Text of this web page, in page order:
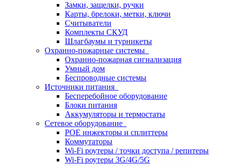
Замки, защелки, ручки
Карты, брелоки, метки, ключи
Считыватели
Комплекты СКУД
Шлагбаумы и турникеты
Охранно-пожарные системы
Охранно-пожарная сигнализация
Умный дом
Беспроводные системы
Источники питания
Бесперебойное оборудование
Блоки питания
Аккумуляторы и термостаты
Сетевое оборудование
POE инжекторы и сплиттеры
Коммутаторы
Wi-Fi роутеры / точки доступа / репитеры
Wi-Fi роутеры 3G/4G/5G